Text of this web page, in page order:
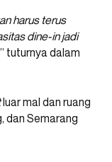
harus terus
dine-in jadi
tuturnya dalam
luar mal dan ruang
dan Semarang